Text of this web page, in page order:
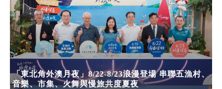
「東北角外澳月夜」8/22-8/23浪漫登場 串聯五漁村、
音樂、市集、火舞與慢旅共度夏夜